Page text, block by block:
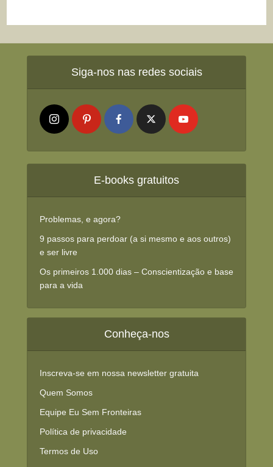
Siga-nos nas redes sociais
E-books gratuitos
Problemas, e agora?
9 passos para perdoar (a si mesmo e aos outros)
e ser livre
Os primeiros 1.000 dias – Conscientização e base
para a vida
Conheça-nos
Inscreva-se em nossa newsletter gratuita
Quem Somos
Equipe Eu Sem Fronteiras
Política de privacidade
Termos de Uso